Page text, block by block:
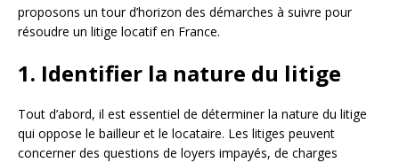
proposons un tour d’horizon des démarches à suivre pour
résoudre un litige locatif en France.
1. Identifier la nature du litige
Tout d’abord, il est essentiel de déterminer la nature du litige
qui oppose le bailleur et le locataire. Les litiges peuvent
concerner des questions de loyers impayés, de charges